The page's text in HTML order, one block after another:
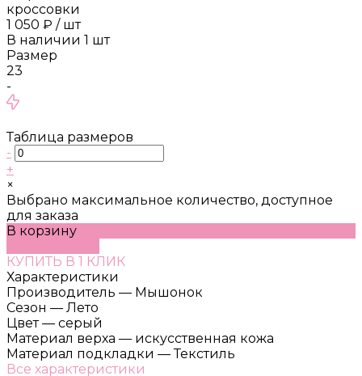
кроссовки
1 050 ₽ / шт
В наличии 1 шт
Размер
23
-
Таблица размеров
-
+
×
Выбрано максимальное количество, доступное
для заказа
В корзину
КУПИТЬ В 1 КЛИК
Характеристики
Производитель — Мышонок
Сезон — Лето
Цвет — серый
Материал верха — искусственная кожа
Материал подкладки — Текстиль
Все характеристики